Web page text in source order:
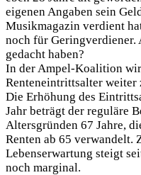
eigenen Angaben sein
Musikmagazin verdient
noch für Geringverdiener.
gedacht haben?
In der Ampel-Koalition
Renteneintrittsalter weiter
Die Erhöhung des
Jahr beträgt der reguläre
Altersgründen 67 Jahre,
Renten ab 65 verwandelt.
Lebenserwartung steigt
noch marginal.